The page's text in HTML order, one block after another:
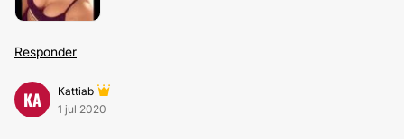
Responder
KA
Kattiab
1 jul 2020